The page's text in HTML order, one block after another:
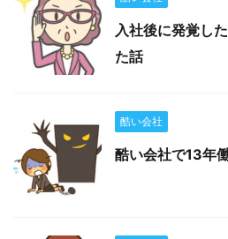
入社後に発覚し
た話
酷い会社
酷い会社で13年